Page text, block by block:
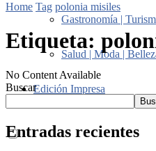
Gastronomía |
Salud | Moda |
Edición Impresa
Home Tag polonia misiles
Etiqueta:
No Content Available
Buscar
Entradas recientes